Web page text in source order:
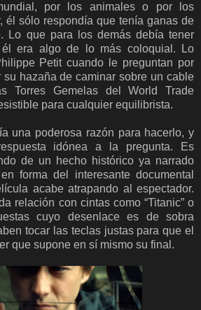
por los animales o por los
él sólo respondía que tenía ganas de
Lo que para los demás debía tener
era algo de lo más coloquial. Lo
Petit cuando le preguntan por
hazaña de caminar sobre un cable
Torres Gemelas del World Trade
para cualquier equilibrista.
una poderosa razón para hacerlo, y
idónea a la pregunta. Es
de un hecho histórico ya narrado
forma del interesante documental
acabe atrapando al espectador.
relación con cintas como “Titanic” o
cuyo desenlace es de sobra
tocar las teclas justas para que el
que supone en sí mismo su final.